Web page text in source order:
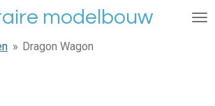
modelbouw
» Dragon Wagon